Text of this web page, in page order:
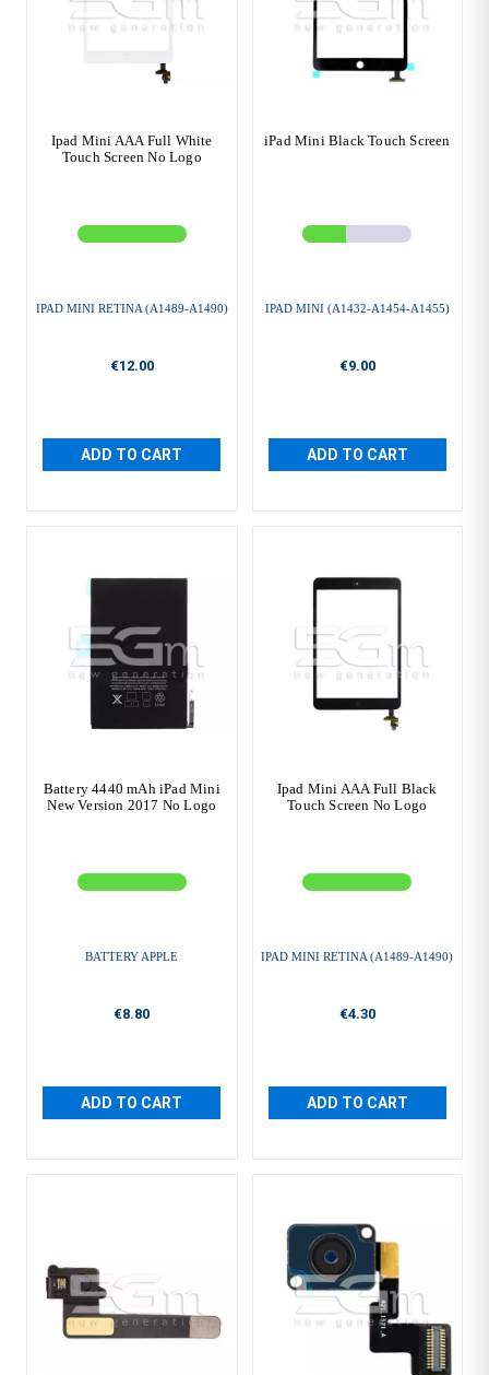
Ipad Mini AAA Full White
Touch Screen No Logo
IPAD MINI RETINA (A1489-A1490)
€12.00
ADD TO CART
iPad Mini Black Touch Screen
IPAD MINI (A1432-A1454-A1455)
€9.00
ADD TO CART
Battery 4440 mAh iPad Mini
New Version 2017 No Logo
BATTERY APPLE
€8.80
ADD TO CART
Ipad Mini AAA Full Black
Touch Screen No Logo
IPAD MINI RETINA (A1489-A1490)
€4.30
ADD TO CART